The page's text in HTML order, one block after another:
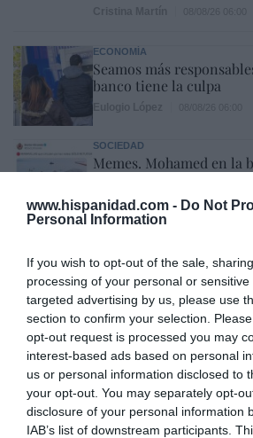
www.hispanidad.com - Do Not
Personal Information
If you wish to opt-out of the sale,
processing of your personal or
targeted advertising by us, please use
section to confirm your selection.
opt-out request is processed you may
interest-based ads based on personal
us or personal information disclosed to
your opt-out. You may separately opt-
disclosure of your personal information
IAB’s list of downstream participants.
ECONOMÍA
Seamos más
banco tiene la culpa
SOCIEDAD
Memes. Mohamed en la
Colombia. La bancada
reforma para incluir que
es inviolable “desde la
José Ángel Gutiérrez 08/08/
INTERNACIONAL
La bomba de Hiroshima
Occidente, la de
católica del Japón
Eulogio López 08/08/26 06:00